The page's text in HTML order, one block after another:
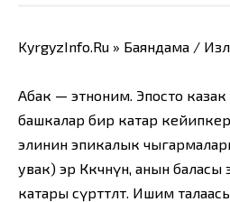
KyrgyzInfo.Ru » Баяндама /
Абак — этноним. Эпосто казак
башкалар бир катар
элинин эпикалык
увак) эр Көкчөнүн, анын
катары сүрөттөлөт. Ишим